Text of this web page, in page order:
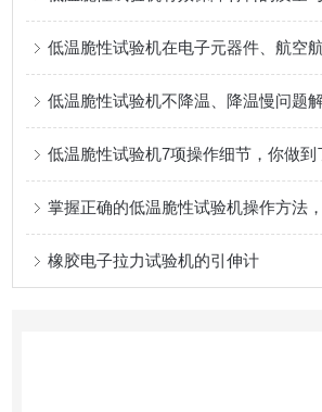
低温脆性试验机在电子元器件、航空
低温脆性试验机不降温、降温慢问题
低温脆性试验机7项操作细节，你做到
橡胶电子拉力试验机的引伸计